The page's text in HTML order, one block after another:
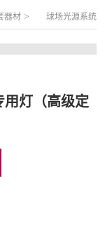
器材 > 球场光源系统
用灯（高级定